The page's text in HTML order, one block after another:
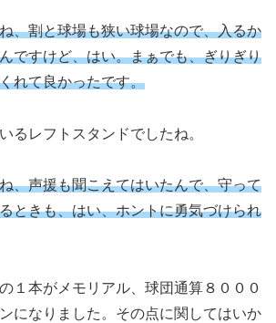
、割と球場も狭い球場なので、入るか
ですけど、はい。まぁでも、ぎりぎり
れて良かったです。
るレフトスタンドでしたね。
、声援も聞こえてはいたんで、守って
ときも、はい、ホントに勇気づけられ
１本がメモリアル、球団通算８０００
になりました。その点に関してはいか